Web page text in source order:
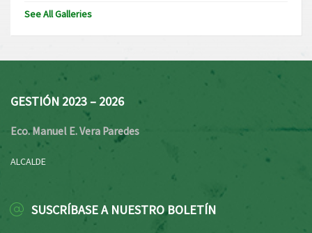
See All Galleries
GESTIÓN 2023 – 2026
Eco. Manuel E. Vera Paredes
ALCALDE
SUSCRÍBASE A NUESTRO BOLETÍN